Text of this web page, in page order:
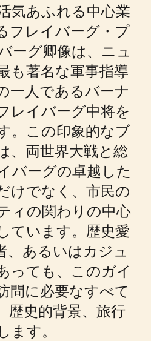
気あふれる中心業
フレイバーグ・プ
ーグ卿像は、ニュ
も著名な軍事指導
一人であるバーナ
レイバーグ中将を
。この印象的なブ
、両世界大戦と総
バーグの卓越した
けでなく、市民の
ィの関わりの中心
ています。歴史愛
、あるいはカジュ
っても、このガイ
問に必要なすべて
歴史的背景、旅行
ます。